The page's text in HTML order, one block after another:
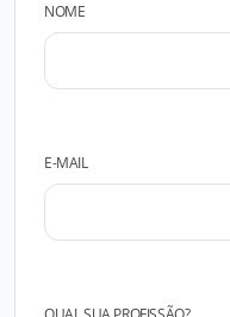
NOME
E-MAIL